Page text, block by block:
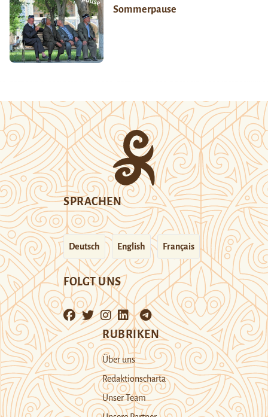
Sommerpause
SPRACHEN
Deutsch English Français
FOLGT UNS
RUBRIKEN
Über uns
Redaktionscharta
Unser Team